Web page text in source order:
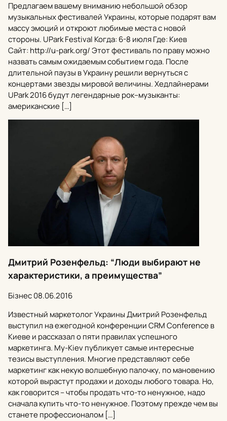
Предлагаем вашему вниманию небольшой обзор
музыкальных фестивалей Украины, которые подарят вам
массу эмоций и откроют любимые места с новой
стороны. UPark Festival Когда: 6-8 июля Где: Киев
Сайт: http://u-park.org/ Этот фестиваль по праву можно
назвать самым ожидаемым событием года. После
длительной паузы в Украину решили вернуться с
концертами звезды мировой величины. Хедлайнерами
UPark 2016 будут легендарные рок–музыканты:
американские […]
Дмитрий Розенфельд: “Люди выбирают не
характеристики, а преимущества”
Бізнес08.06.2016
Известный маркетолог Украины Дмитрий Розенфельд
выступил на ежегодной конференции CRM Conference в
Киеве и рассказал о пяти правилах успешного
маркетинга. My-Kiev публикует самые интересные
тезисы выступления. Многие представляют себе
маркетинг как некую волшебную палочку, по мановению
которой вырастут продажи и доходы любого товара. Но,
как говорится – чтобы продать что-то ненужное, надо
сначала купить что-то ненужное. Поэтому прежде чем вы
станете профессионалом […]